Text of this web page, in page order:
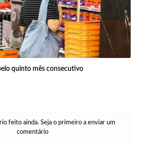
quinto mês consecutivo
feito ainda. Seja o primeiro a enviar um
comentário